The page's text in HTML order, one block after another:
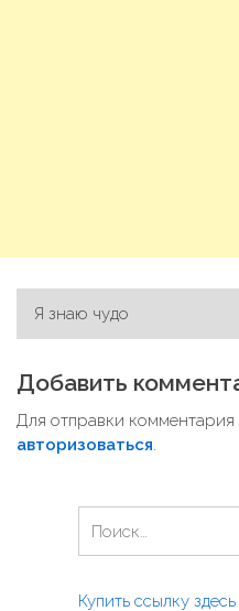
в
и
г
Я знаю чудо
Добавить
Для отправки
авторизоваться.
т
Купить ссылку здесь